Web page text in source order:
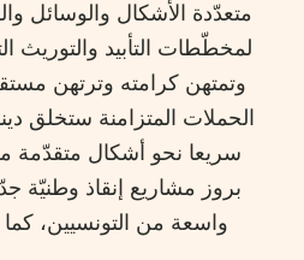
متعدّدة الأشكال والوسائل
لمخطّطات التأبيد والتوريث
وتمتهن كرامته وترتهن
الحملات المتزامنة ستخلق
سريعا نحو أشكال متقدّمة
بروز مشاريع إنقاذ وطنيّة
واسعة من التونسيين،